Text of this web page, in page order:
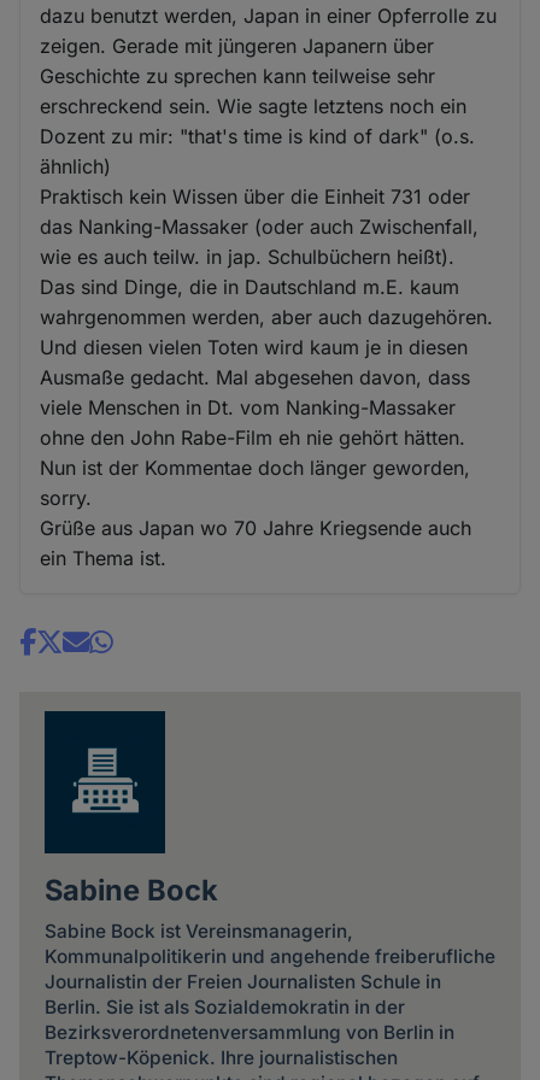
dazu benutzt werden, Japan in einer Opferrolle zu
zeigen. Gerade mit jüngeren Japanern über
Geschichte zu sprechen kann teilweise sehr
erschreckend sein. Wie sagte letztens noch ein
Dozent zu mir: "that's time is kind of dark" (o.s.
ähnlich)
Praktisch kein Wissen über die Einheit 731 oder
das Nanking-Massaker (oder auch Zwischenfall,
wie es auch teilw. in jap. Schulbüchern heißt).
Das sind Dinge, die in Dautschland m.E. kaum
wahrgenommen werden, aber auch dazugehören.
Und diesen vielen Toten wird kaum je in diesen
Ausmaße gedacht. Mal abgesehen davon, dass
viele Menschen in Dt. vom Nanking-Massaker
ohne den John Rabe-Film eh nie gehört hätten.
Nun ist der Kommentae doch länger geworden,
sorry.
Grüße aus Japan wo 70 Jahre Kriegsende auch
ein Thema ist.
Share
Sabine Bock
Sabine Bock ist Vereinsmanagerin,
Kommunalpolitikerin und angehende freiberufliche
Journalistin der Freien Journalisten Schule in
Berlin. Sie ist als Sozialdemokratin in der
Bezirksverordnetenversammlung von Berlin in
Treptow-Köpenick. Ihre journalistischen